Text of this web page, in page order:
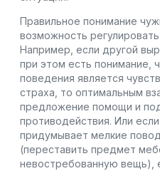
Правильное понимание
возможность
Например, если другой
при этом есть понимание,
поведения является
страха, то оптимальным
предложение помощи и
противодействия. Или
придумывает мелкие
(переставить предмет
невостребованную вещь),